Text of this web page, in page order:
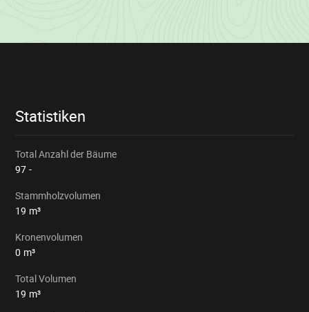
Losinformationen
Statistiken
Total Anzahl der Bäume
97 -
Stammholzvolumen
19 m³
Kronenvolumen
0 m³
Total Volumen
19 m³